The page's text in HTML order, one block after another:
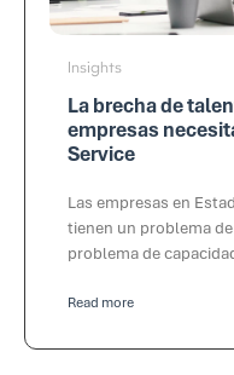
Insights
La brecha de
empresas
Service
Las empresas en
tienen un problema
problema de
Read more